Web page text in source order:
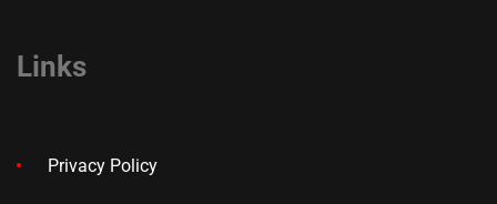
Links
Privacy Policy